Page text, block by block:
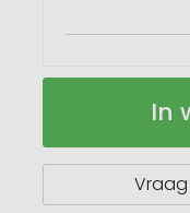
TOTY
hout,
Op
In